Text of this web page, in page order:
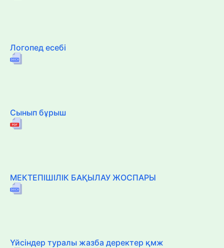
Логопед есебі
Сынып бұрыш
МЕКТЕПІШІЛІК БАҚЫЛАУ ЖОСПАРЫ
Үйсіндер туралы жазба деректер қмж